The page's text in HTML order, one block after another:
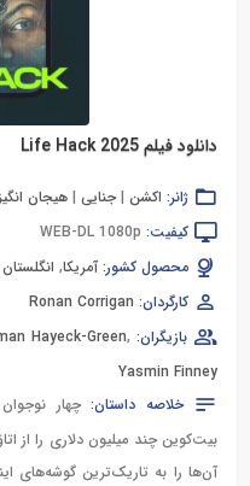
دانلود فیلم Life Hack 2025
ژانر: اکشن | جنایی | هیجان
کیفیت: WEB-DL 1080p
محصول کشور: آمریکا, انگلستان
کارگردان: Ronan Corrigan
بازیگران: Hayeck-Green,
Yasmin Finney
خلاصه داستان:چهار
بیت‌کوین چند میلیون دلاری را از
آن‌ها را به تاریک‌ترین گوشه‌های